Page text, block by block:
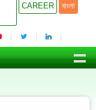
CAREER বাংলা